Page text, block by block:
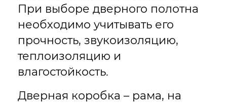
При выборе дверного полотна
необходимо учитывать его
прочность, звукоизоляцию,
теплоизоляцию и
влагостойкость.
Дверная коробка – рама, на